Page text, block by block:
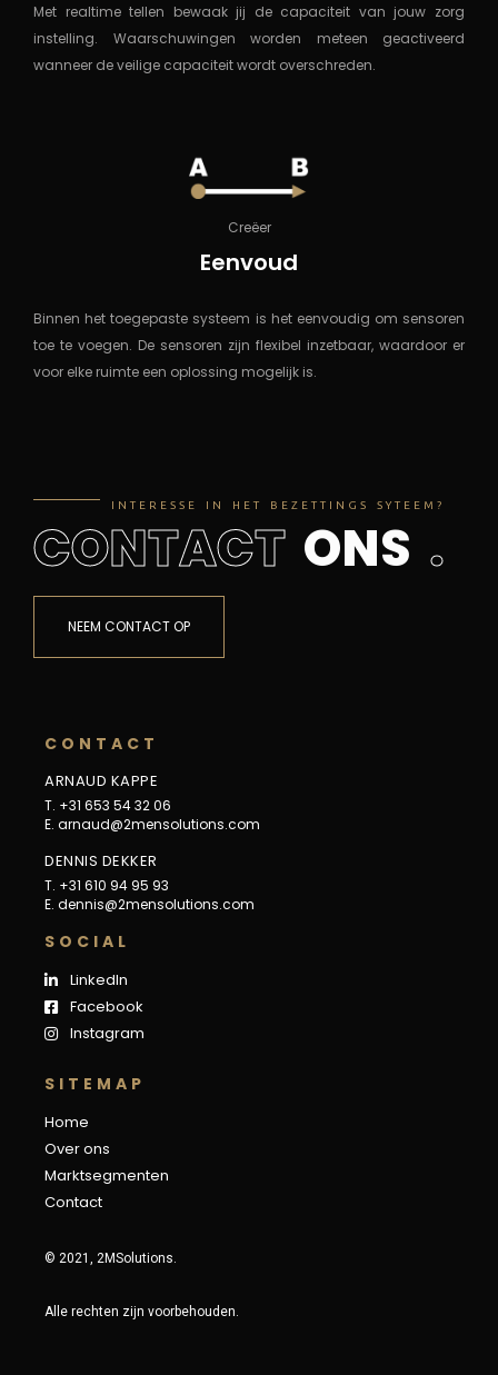
Met realtime tellen bewaak jij de capaciteit van jouw zorg
instelling. Waarschuwingen worden meteen geactiveerd
wanneer de veilige capaciteit wordt overschreden.
Creëer
Eenvoud
Binnen het toegepaste systeem is het eenvoudig om sensoren
toe te voegen. De sensoren zijn flexibel inzetbaar, waardoor er
voor elke ruimte een oplossing mogelijk is.
I N T E R E S S E I N H E T B E Z E T T I N G S SYT E E M ?
CONTACT ONS .
NEEM CONTACT OP
C O N T A C T
ARNAUD KAPPE
T. +31 653 54 32 06
E. arnaud@2mensolutions.com
DENNIS DEKKER
T. +31 610 94 95 93
E. dennis@2mensolutions.com
S O C I A L
LinkedIn
Facebook
Instagram
S I T E M A P
Home
Over ons
Marktsegmenten
Contact
© 2021, 2MSolutions.
Alle rechten zijn voorbehouden.